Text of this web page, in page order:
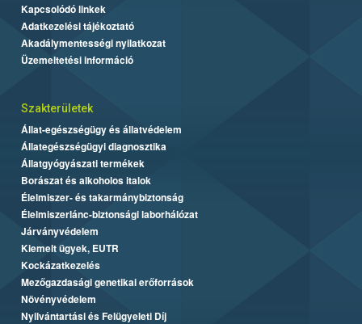
Kapcsolódó linkek
Adatkezelési tájékoztató
Akadálymentességi nyilatkozat
Üzemeltetési információ
Szakterületek
Állat-egészségügy és állatvédelem
Állategészségügyi diagnosztika
Állatgyógyászati termékek
Borászat és alkoholos italok
Élelmiszer- és takarmánybiztonság
Élelmiszerlánc-biztonsági laborhálózat
Járványvédelem
Kiemelt ügyek, EUTR
Kockázatkezelés
Mezőgazdasági genetikai erőforrások
Növényvédelem
Nyilvántartási és Felügyeleti Díj